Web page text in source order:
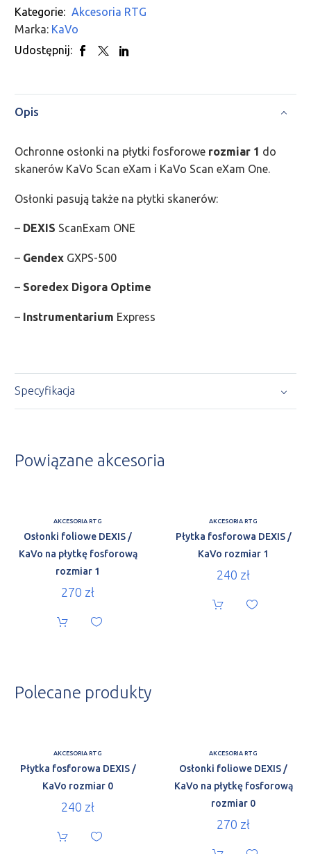
Kategorie: Akcesoria RTG
Marka: KaVo
Udostępnij:
Opis
Ochronne osłonki na płytki fosforowe rozmiar 1 do
skanerów KaVo Scan eXam i KaVo Scan eXam One.
Osłonki pasują także na płytki skanerów:
– DEXIS ScanExam ONE
– Gendex GXPS-500
– Soredex Digora Optime
– Instrumentarium Express
Specyfikacja
Powiązane akcesoria
AKCESORIA RTG
Osłonki foliowe DEXIS /
KaVo na płytkę fosforową
rozmiar 1
270 zł
AKCESORIA RTG
Płytka fosforowa DEXIS /
KaVo rozmiar 1
240 zł
Polecane produkty
AKCESORIA RTG
Płytka fosforowa DEXIS /
KaVo rozmiar 0
240 zł
AKCESORIA RTG
Osłonki foliowe DEXIS /
KaVo na płytkę fosforową
rozmiar 0
270 zł